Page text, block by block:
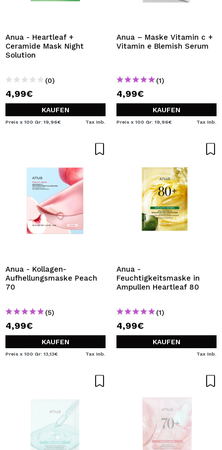
Anua - Heartleaf +
Ceramide Mask Night
Solution
(0)
4,99€
KAUFEN
Preis x 100 Gr: 19,96€ Tax Inb.
Anua – Maske Vitamin c +
Vitamin e Blemish Serum
(1)
4,99€
KAUFEN
Preis x 100 Gr: 19,96€ Tax Inb.
Anua - Kollagen-
Aufhellungsmaske Peach
70
(5)
4,99€
KAUFEN
Preis x 100 Gr: 13,13€ Tax Inb.
Anua -
Feuchtigkeitsmaske in
Ampullen Heartleaf 80
(1)
4,99€
KAUFEN
Tax Inb.